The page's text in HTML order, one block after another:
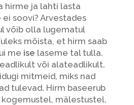
hirme ja lahti lasta
soovi? Arvestades
võib olla lugematul
mõista, et hirm saab
me ise laseme tal tulla.
või alateadlikult.
mitmeid, miks nad
tulevad. Hirm baseerub
mälestustel.